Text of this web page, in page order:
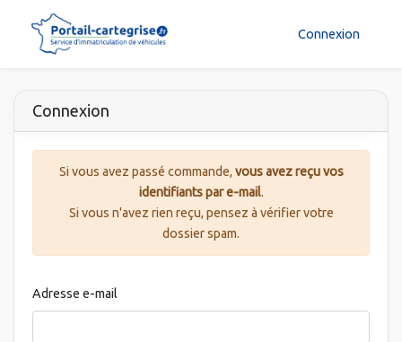
Connexion
Connexion
Si vous avez passé commande, vous avez reçu vos
identifiants par e-mail.
Si vous n'avez rien reçu, pensez à vérifier votre
dossier spam.
Adresse e-mail